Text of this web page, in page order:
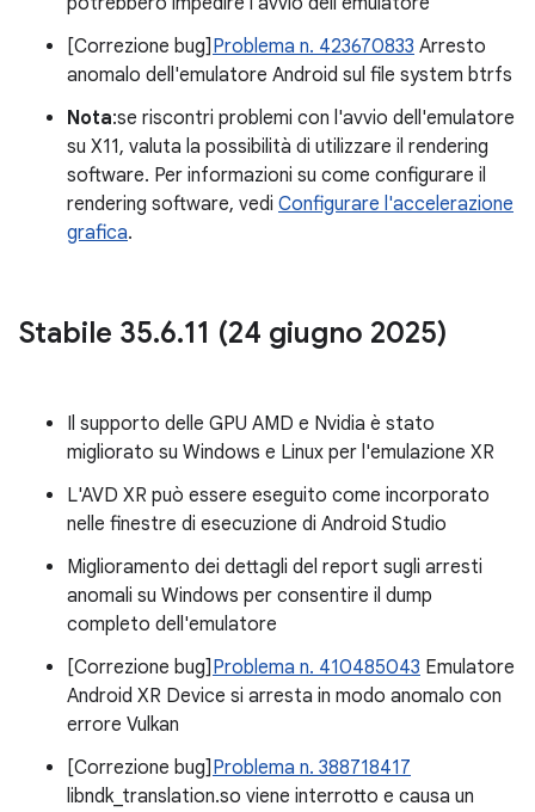
[Correzione bug] Problema n. 423670833 Arresto
anomalo dell'emulatore Android sul file system btrfs
Nota:se riscontri problemi con l'avvio dell'emulatore
su X11, valuta la possibilità di utilizzare il rendering
software. Per informazioni su come configurare il
rendering software, vedi Configurare l'accelerazione
grafica.
Stabile 35.6.11 (24 giugno 2025)
Il supporto delle GPU AMD e Nvidia è stato
migliorato su Windows e Linux per l'emulazione XR
L'AVD XR può essere eseguito come incorporato
nelle finestre di esecuzione di Android Studio
Miglioramento dei dettagli del report sugli arresti
anomali su Windows per consentire il dump
completo dell'emulatore
[Correzione bug] Problema n. 410485043 Emulatore
Android XR Device si arresta in modo anomalo con
errore Vulkan
[Correzione bug] Problema n. 388718417
libndk_translation.so viene interrotto e causa un